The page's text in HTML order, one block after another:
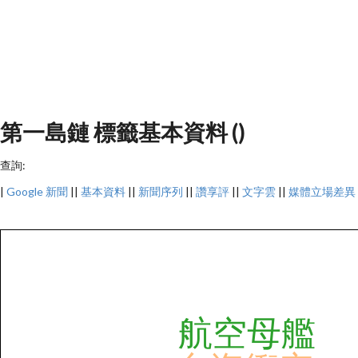
第一島鏈 標籤基本資料 ()
查詢:
| Google 新聞 || 基本資料 || 新聞序列 || 讚享評 || 文字雲 || 媒體立場差異
航空母艦